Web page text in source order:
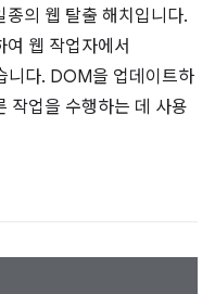
의 웹 탈출 해치입니다.
웹 작업자에서
니다. DOM을 업데이트하
작업을 수행하는 데 사용